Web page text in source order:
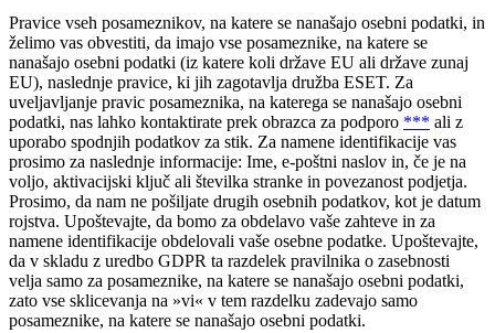
Pravice vseh posameznikov, na katere se nanašajo osebni podatki, in
želimo vas obvestiti, da imajo vse posameznike, na katere se
nanašajo osebni podatki (iz katere koli države EU ali države zunaj
EU), naslednje pravice, ki jih zagotavlja družba ESET. Za
uveljavljanje pravic posameznika, na katerega se nanašajo osebni
podatki, nas lahko kontaktirate prek obrazca za podporo *** ali z
uporabo spodnjih podatkov za stik. Za namene identifikacije vas
prosimo za naslednje informacije: Ime, e-poštni naslov in, če je na
voljo, aktivacijski ključ ali številka stranke in povezanost podjetja.
Prosimo, da nam ne pošiljate drugih osebnih podatkov, kot je datum
rojstva. Upoštevajte, da bomo za obdelavo vaše zahteve in za
namene identifikacije obdelovali vaše osebne podatke. Upoštevajte,
da v skladu z uredbo GDPR ta razdelek pravilnika o zasebnosti
velja samo za posameznike, na katere se nanašajo osebni podatki,
zato vse sklicevanja na »vi« v tem razdelku zadevajo samo
posameznike, na katere se nanašajo osebni podatki.